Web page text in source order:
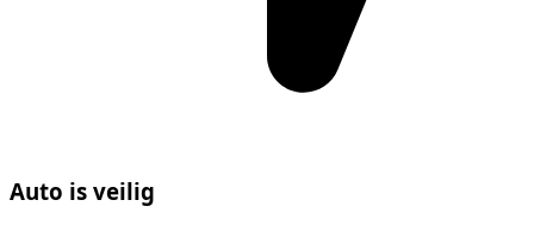
Auto is veilig